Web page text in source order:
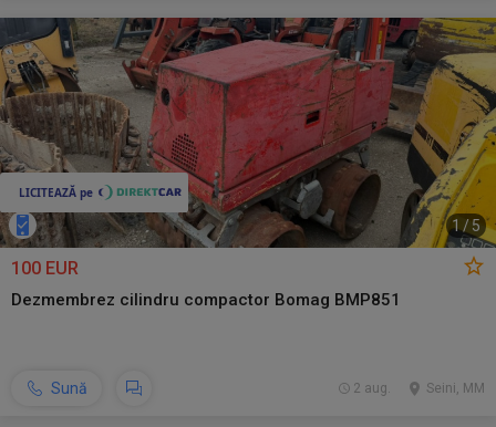
1 / 5
100 EUR
Dezmembrez cilindru compactor Bomag BMP851
Sună Seini, MM
2 aug.